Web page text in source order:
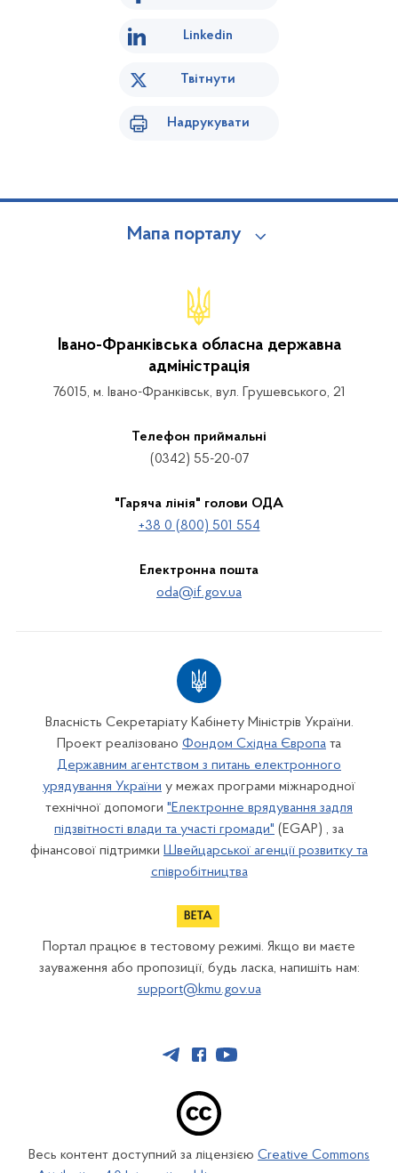
Linkedin
Твітнути
Надрукувати
Мапа порталу
Івано-Франківська обласна державна
адміністрація
76015, м. Івано-Франківськ, вул. Грушевського, 21
Телефон приймальні
(0342) 55-20-07
"Гаряча лінія" голови ОДА
+38 0 (800) 501 554
Електронна пошта
oda@if.gov.ua
Власність Секретаріату Кабінету Міністрів України.
Проект реалізовано Фондом Східна Європа та
Державним агентством з питань електронного
урядування України у межах програми міжнародної
технічної допомоги "Електронне врядування задля
підзвітності влади та участі громади" (EGAP) , за
фінансової підтримки Швейцарської агенції розвитку та
співробітництва
Портал працює в тестовому режимі. Якщо ви маєте
зауваження або пропозиції, будь ласка, напишіть нам:
support@kmu.gov.ua
Весь контент доступний за ліцензією Creative Commons